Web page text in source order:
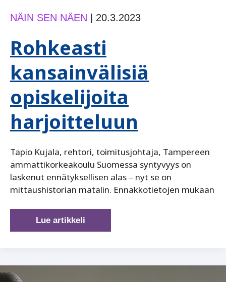
NÄIN SEN NÄEN 20.3.2023
Rohkeasti
kansainvälisiä
opiskelijoita
harjoitteluun
Tapio Kujala, rehtori, toimitusjohtaja, Tampereen
ammattikorkeakoulu Suomessa syntyvyys on
laskenut ennätyksellisen alas – nyt se on
mittaushistorian matalin. Ennakkotietojen mukaan
Rohkeasti
kansainvälisiä
Lue artikkeli